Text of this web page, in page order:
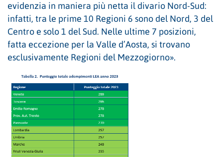
evidenzia in maniera più netta il divario Nord-Sud:
infatti, tra le prime 10 Regioni 6 sono del Nord, 3 del
Centro e solo 1 del Sud. Nelle ultime 7 posizioni,
fatta eccezione per la Valle d’Aosta, si trovano
esclusivamente Regioni del Mezzogiorno».